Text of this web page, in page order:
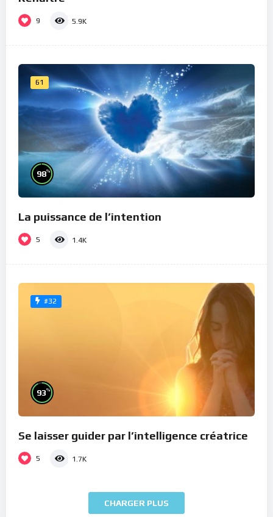
9 5.9K
61
98%
La puissance de l’intention
5 1.4K
#32
93%
Se laisser guider par l’intelligence créatrice
5 1.7K
CHARGER PLUS